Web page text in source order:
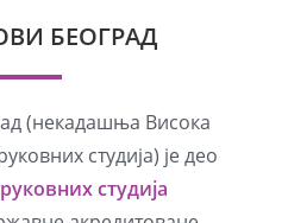
БЕОГРАД
(некадашња Висока
студија) је део
студија